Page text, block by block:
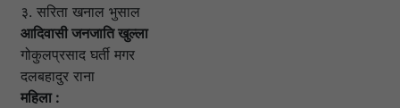
३. सरिता खनाल भुसाल
आदिवासी जनजाति खुल्ला
गोकुलप्रसाद घर्ती मगर
दलबहादुर राना
महिला :